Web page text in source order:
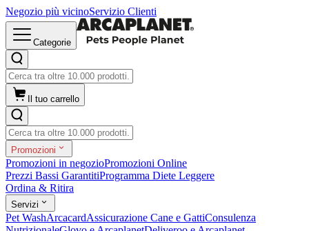
Negozio più vicinoServizio Clienti
Categorie
Il tuo carrello
Promozioni
Promozioni in negozioPromozioni Online
Prezzi Bassi GarantitiProgramma Diete Leggere
Ordina & Ritira
Servizi
Pet WashArcacardAssicurazione Cane e GattiConsulenza